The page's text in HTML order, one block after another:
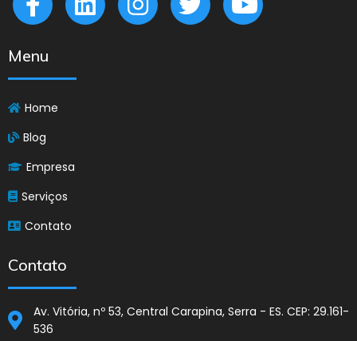
Menu
Home
Blog
Empresa
Serviços
Contato
Contato
Av. Vitória, nº 53, Central Carapina, Serra - ES. CEP: 29.161-
536